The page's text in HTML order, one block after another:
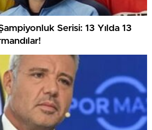
Serisi: 13 Yılda 13